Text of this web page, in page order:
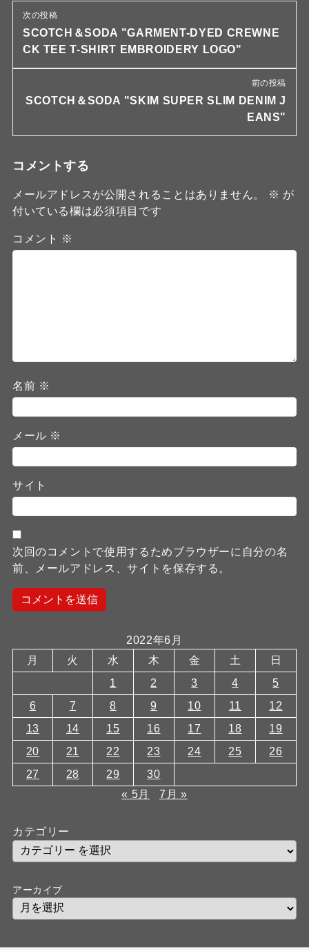
次の投稿
SCOTCH＆SODA "GARMENT-DYED CREWNE
CK TEE T-SHIRT EMBROIDERY LOGO"
前の投稿
SCOTCH＆SODA "SKIM SUPER SLIM DENIM J
EANS"
コメントする
メールアドレスが公開されることはありません。 ※ が
付いている欄は必須項目です
コメント ※
名前 ※
メール ※
サイト
次回のコメントで使用するためブラウザーに自分の名
前、メールアドレス、サイトを保存する。
2022年6月
月
火 水 木 金 土
日
1
2 3 4
5
6
7 8 9 10 11
12
13
14 15 16 17 18
19
20
21 22 23 24 25
26
27
28 29
30
« 5月
7月 »
カテゴリー
アーカイブ